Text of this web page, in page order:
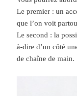
Le premier : un
que l’on voit
Le second : la
à-dire d’un côté
de chaîne de main.